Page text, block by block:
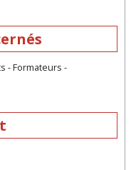
- Formateurs -